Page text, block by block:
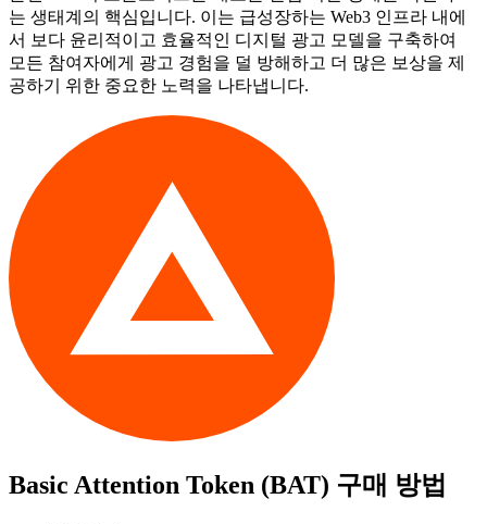
는 생태계의 핵심입니다. 이는 급성장하는 Web3 인프라 내에
서 보다 윤리적이고 효율적인 디지털 광고 모델을 구축하여
모든 참여자에게 광고 경험을 덜 방해하고 더 많은 보상을 제
공하기 위한 중요한 노력을 나타냅니다.
Basic Attention Token (BAT) 구매 방법